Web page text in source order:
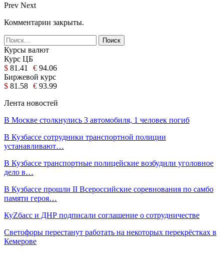
Prev Next
Комментарии закрыты.
Курсы валют
Курс ЦБ
$ 81.41 € 94.06
Биржевой курс
$ 81.58 € 93.99
Лента новостей
В Москве столкнулись 3 автомобиля, 1 человек погиб
В Кузбассе сотрудники транспортной полиции
устанавливают…
В Кузбассе транспортные полицейские возбудили уголовное
дело в…
В Кузбассе прошли II Всероссийские соревнования по самбо
памяти героя…
КуZбасс и ДНР подписали соглашение о сотрудничестве
Светофоры перестанут работать на некоторых перекрёстках в
Кемерове